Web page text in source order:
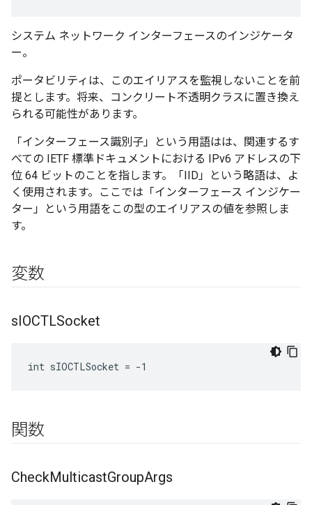
システム ネットワーク インターフェースのインジケータ
ー。
ポータビリティは、このエイリアスを監視しないことを前
提とします。将来、コンクリート不透明クラスに置き換え
られる可能性があります。
「インターフェース識別子」という用語はは、関連するす
べての IETF 標準ドキュメントにおける IPv6 アドレスの下
位 64 ビットのことを指します。「IID」という略語は、よ
く使用されます。ここでは「インターフェース インジケー
ター」という用語をこの型のエイリアスの値を参照しま
す。
変数
sIOCTLSocket
int sIOCTLSocket = -1
関数
CheckMulticastGroupArgs